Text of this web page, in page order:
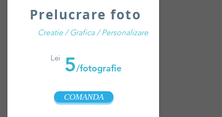
Prelucrare foto
Creatie / Grafica / Personalizare
5/fotografie
Lei
COMANDA